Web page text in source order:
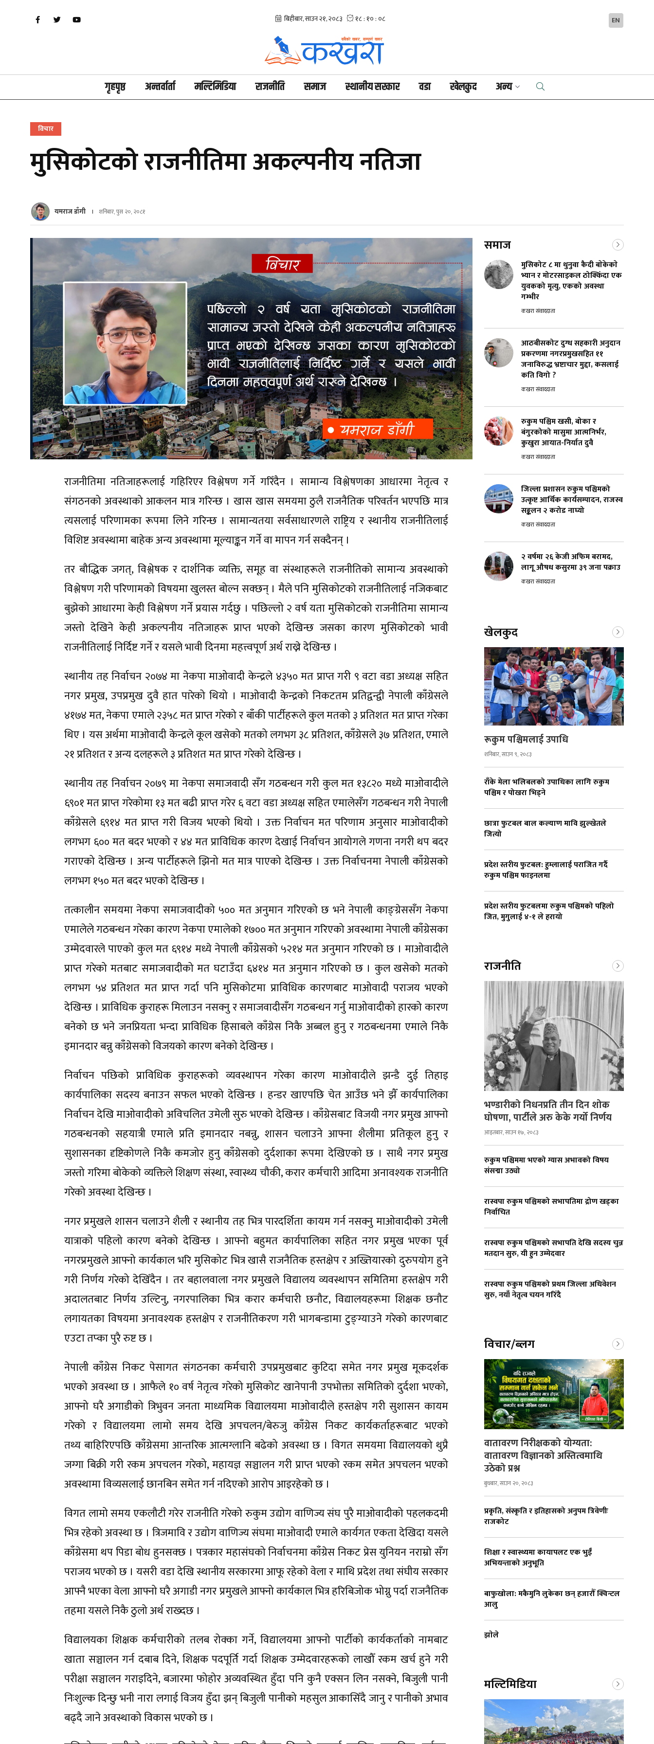
EN
गृहपृष्ठ अन्तर्वार्ता मल्टिमिडिया राजनीति समाज स्थानीय सरकार वडा खेलकुद अन्य
विचार
मुसिकोटको राजनीतिमा अकल्पनीय नतिजा
यमराज डाँगी शनिबार, पुस २०, २०८१
राजनीतिमा नतिजाहरूलाई गहिरिएर विश्लेषण गर्ने गरिँदैन । सामान्य विश्लेषणका आधारमा नेतृत्व र
संगठनको अवस्थाको आकलन मात्र गरिन्छ । खास खास समयमा ठुलै राजनैतिक परिवर्तन भएपछि मात्र
त्यसलाई परिणामका रूपमा लिने गरिन्छ । सामान्यतया सर्वसाधारणले राष्ट्रिय र स्थानीय राजनीतिलाई
विशिष्ट अवस्थामा बाहेक अन्य अवस्थामा मूल्याङ्कन गर्ने वा मापन गर्न सक्दैनन् ।
तर बौद्धिक जगत्, विश्लेषक र दार्शनिक व्यक्ति, समूह वा संस्थाहरूले राजनीतिको सामान्य अवस्थाको
विश्लेषण गरी परिणामको विषयमा खुलस्त बोल्न सक्छन् । मैले पनि मुसिकोटको राजनीतिलाई नजिकबाट
बुझेको आधारमा केही विश्लेषण गर्ने प्रयास गर्दछु । पछिल्लो २ वर्ष यता मुसिकोटको राजनीतिमा सामान्य
जस्तो देखिने केही अकल्पनीय नतिजाहरू प्राप्त भएको देखिन्छ जसका कारण मुसिकोटको भावी
राजनीतिलाई निर्दिष्ट गर्ने र यसले भावी दिनमा महत्त्वपूर्ण अर्थ राख्ने देखिन्छ ।
स्थानीय तह निर्वाचन २०७४ मा नेकपा माओवादी केन्द्रले ४३५० मत प्राप्त गरी ९ वटा वडा अध्यक्ष सहित
नगर प्रमुख, उपप्रमुख दुवै हात पारेको थियो । माओवादी केन्द्रको निकटतम प्रतिद्वन्द्वी नेपाली काँग्रेसले
४१७४ मत, नेकपा एमाले २३५८ मत प्राप्त गरेको र बाँकी पार्टीहरूले कुल मतको ३ प्रतिशत मत प्राप्त गरेका
थिए । यस अर्थमा माओवादी केन्द्रले कूल खसेको मतको लगभग ३८ प्रतिशत, काँग्रेसले ३७ प्रतिशत, एमाले
२१ प्रतिशत र अन्य दलहरूले ३ प्रतिशत मत प्राप्त गरेको देखिन्छ ।
स्थानीय तह निर्वाचन २०७९ मा नेकपा समाजवादी सँग गठबन्धन गरी कुल मत १३८२० मध्ये माओवादीले
६९०१ मत प्राप्त गरेकोमा १३ मत बढी प्राप्त गरेर ६ वटा वडा अध्यक्ष सहित एमालेसँग गठबन्धन गरी नेपाली
काँग्रेसले ६९१४ मत प्राप्त गरी विजय भएको थियो । उक्त निर्वाचन मत परिणाम अनुसार माओवादीको
लगभग ६०० मत बदर भएको र ४४ मत प्राविधिक कारण देखाई निर्वाचन आयोगले गणना नगरी थप बदर
गराएको देखिन्छ । अन्य पार्टीहरूले झिनो मत मात्र पाएको देखिन्छ । उक्त निर्वाचनमा नेपाली काँग्रेसको
लगभग १५० मत बदर भएको देखिन्छ ।
तत्कालीन समयमा नेकपा समाजवादीको ५०० मत अनुमान गरिएको छ भने नेपाली काङ्ग्रेससँग नेकपा
एमालेले गठबन्धन गरेका कारण नेकपा एमालेको १७०० मत अनुमान गरिएको अवस्थामा नेपाली काँग्रेसका
उम्मेदवारले पाएको कुल मत ६९१४ मध्ये नेपाली काँग्रेसको ५२१४ मत अनुमान गरिएको छ । माओवादीले
प्राप्त गरेको मतबाट समाजवादीको मत घटाउँदा ६४१४ मत अनुमान गरिएको छ । कुल खसेको मतको
लगभग ५४ प्रतिशत मत प्राप्त गर्दा पनि मुसिकोटमा प्राविधिक कारणबाट माओवादी पराजय भएको
देखिन्छ । प्राविधिक कुराहरू मिलाउन नसक्नु र समाजवादीसँग गठबन्धन गर्नु माओवादीको हारको कारण
बनेको छ भने जनप्रियता भन्दा प्राविधिक हिसाबले काँग्रेस निकै अब्बल हुनु र गठबन्धनमा एमाले निकै
इमानदार बन्नु काँग्रेसको विजयको कारण बनेको देखिन्छ ।
निर्वाचन पछिको प्राविधिक कुराहरूको व्यवस्थापन गरेका कारण माओवादीले झन्डै दुई तिहाइ
कार्यपालिका सदस्य बनाउन सफल भएको देखिन्छ । हन्डर खाएपछि चेत आउँछ भने झैँ कार्यपालिका
निर्वाचन देखि माओवादीको अविचलित उमेली सुरु भएको देखिन्छ । काँग्रेसबाट विजयी नगर प्रमुख आफ्नो
गठबन्धनको सहयात्री एमाले प्रति इमानदार नबन्नु, शासन चलाउने आफ्ना शैलीमा प्रतिकूल हुनु र
सुशासनका दृष्टिकोणले निकै कमजोर हुनु काँग्रेसको दुर्दशाका रूपमा देखिएको छ । साथै नगर प्रमुख
जस्तो गरिमा बोकेको व्यक्तिले शिक्षण संस्था, स्वास्थ्य चौकी, करार कर्मचारी आदिमा अनावश्यक राजनीति
गरेको अवस्था देखिन्छ ।
नगर प्रमुखले शासन चलाउने शैली र स्थानीय तह भित्र पारदर्शिता कायम गर्न नसक्नु माओवादीको उमेली
यात्राको पहिलो कारण बनेको देखिन्छ । आफ्नो बहुमत कार्यपालिका सहित नगर प्रमुख भएका पूर्व
नगरप्रमुखले आफ्नो कार्यकाल भरि मुसिकोट भित्र खासै राजनैतिक हस्तक्षेप र अख्तियारको दुरुपयोग हुने
गरी निर्णय गरेको देखिँदैन । तर बहालवाला नगर प्रमुखले विद्यालय व्यवस्थापन समितिमा हस्तक्षेप गरी
अदालतबाट निर्णय उल्टिनु, नगरपालिका भित्र करार कर्मचारी छनौट, विद्यालयहरूमा शिक्षक छनौट
लगायतका विषयमा अनावश्यक हस्तक्षेप र राजनीतिकरण गरी भागबन्डामा टुङ्ग्याउने गरेको कारणबाट
एउटा तप्का पुरै रुष्ट छ ।
नेपाली काँग्रेस निकट पेसागत संगठनका कर्मचारी उपप्रमुखबाट कुटिदा समेत नगर प्रमुख मूकदर्शक
भएको अवस्था छ । आफैले १० वर्ष नेतृत्व गरेको मुसिकोट खानेपानी उपभोक्ता समितिको दुर्दशा भएको,
आफ्नो घरै अगाडीको त्रिभुवन जनता माध्यमिक विद्यालयमा माओवादीले हस्तक्षेप गरी सुशासन कायम
गरेको र विद्यालयमा लामो समय देखि अपचलन/बेरुजु काँग्रेस निकट कार्यकर्ताहरूबाट भएको
तथ्य बाहिरिएपछि काँग्रेसमा आन्तरिक आत्मग्लानि बढेको अवस्था छ । विगत समयमा विद्यालयको थुप्रै
जग्गा बिक्री गरी रकम अपचलन गरेको, महायज्ञ सञ्चालन गरी प्राप्त भएको रकम समेत अपचलन भएको
अवस्थामा विव्यसलाई छानबिन समेत गर्न नदिएको आरोप आइरहेको छ ।
विगत लामो समय एकलौटी गरेर राजनीति गरेको रुकुम उद्योग वाणिज्य संघ पुरै माओवादीको पहलकदमी
भित्र रहेको अवस्था छ । त्रिजमावि र उद्योग वाणिज्य संघमा माओवादी एमाले कार्यगत एकता देखिदा यसले
काँग्रेसमा थप पिडा बोध हुनसक्छ । पत्रकार महासंघको निर्वाचनमा काँग्रेस निकट प्रेस युनियन नराम्रो सँग
पराजय भएको छ । यसरी वडा देखि स्थानीय सरकारमा आफू रहेको वेला र माथि प्रदेश तथा संघीय सरकार
आफ्नै भएका वेला आफ्नो घरै अगाडी नगर प्रमुखले आफ्नो कार्यकाल भित्र हरिबिजोक भोग्नु पर्दा राजनैतिक
तहमा यसले निकै ठुलो अर्थ राख्दछ ।
विद्यालयका शिक्षक कर्मचारीको तलब रोक्का गर्ने, विद्यालयमा आफ्नो पार्टीको कार्यकर्ताको नामबाट
खाता सञ्चालन गर्न दबाब दिने, शिक्षक पदपूर्ति गर्दा शिक्षक उम्मेदवारहरूको लाखौँ रकम खर्च हुने गरी
परीक्षा सञ्चालन गराइदिने, बजारमा फोहोर अव्यवस्थित हुँदा पनि कुनै एक्सन लिन नसक्ने, बिजुली पानी
निःशुल्क दिन्छु भनी नारा लगाई विजय हुँदा झन् बिजुली पानीको महसुल आकासिँदै जानु र पानीको अभाव
बढ्दै जाने अवस्थाको विकास भएको छ ।
समाज
मुसिकोट ८ मा थुनुवा कैदी बाेकेकाे
भ्यान र मोटरसाइकल ठोक्किँदा एक
युवकको मृत्यु, एकको अवस्था
गम्भीर
कखरा संवाददाता
आठबीसकोट दुग्ध सहकारी अनुदान
प्रकरणमा नगरप्रमुखसहित ११
जनाविरुद्ध भ्रष्टाचार मुद्दा, कसलाई
कति विगो ?
कखरा संवाददाता
रुकुम पश्चिम खसी, बोका र
बंगुरकोको मासुमा आत्मनिर्भर,
कुखुरा आयात-निर्यात दुवै
कखरा संवाददाता
जिल्ला प्रशासन रुकुम पश्चिमको
उत्कृष्ट आर्थिक कार्यसम्पादन, राजस्व
सङ्कलन २ करोड नाघ्यो
कखरा संवाददाता
२ वर्षमा २६ केजी अफिम बरामद,
लागू औषध कसुरमा ३९ जना पक्राउ
कखरा संवाददाता
खेलकुद
रूकुम पश्चिमलाई उपाधि
शनिबार, साउन ९, २०८३
राँके मेला भलिबलको उपाधिका लागि रुकुम
पश्चिम र पोखरा भिड्ने
छात्रा फुटबल बाल कल्याण मावि झुल्खेतले
जित्यो
प्रदेश स्तरीय फुटबल: हुम्लालाई पराजित गर्दै
रुकुम पश्चिम फाइनलमा
प्रदेश स्तरीय फुटबलमा रुकुम पश्चिमको पहिलो
जित, मुगुलाई ४-१ ले हरायो
राजनीति
भण्डारीको निधनप्रति तीन दिन शोक
घोषणा, पार्टीले अरु केके गर्यो निर्णय
आइतबार, साउन १७, २०८३
रुकुम पश्चिममा भएको ग्यास अभावको विषय
संसद्मा उठ्यो
रास्वपा रुकुम पश्चिमको सभापतिमा द्रोण खड्का
निर्वाचित
रास्वपा रुकुम पश्चिमको सभापति देखि सदस्य चुन्न
मतदान सुरु, यी हुन उम्मेदवार
रास्वपा रुकुम पश्चिमको प्रथम जिल्ला अधिवेशन
सुरु, नयाँ नेतृत्व चयन गरिँदै
विचार/ब्लग
वातावरण निरीक्षकको योग्यता:
वातावरण विज्ञानको अस्तित्वमाथि
उठेको प्रश्न
बुधबार, साउन २०, २०८३
प्रकृति, संस्कृति र इतिहासको अनुपम त्रिवेणीः
राजकोट
शिक्षा र स्वास्थ्यमा कायापलट एक भुईँ
अभियन्ताको अनुभूति
बाफुखोला: मकैमुनि लुकेका छन् हजारौँ क्विन्टल
आलु
झाेले
मल्टिमिडिया